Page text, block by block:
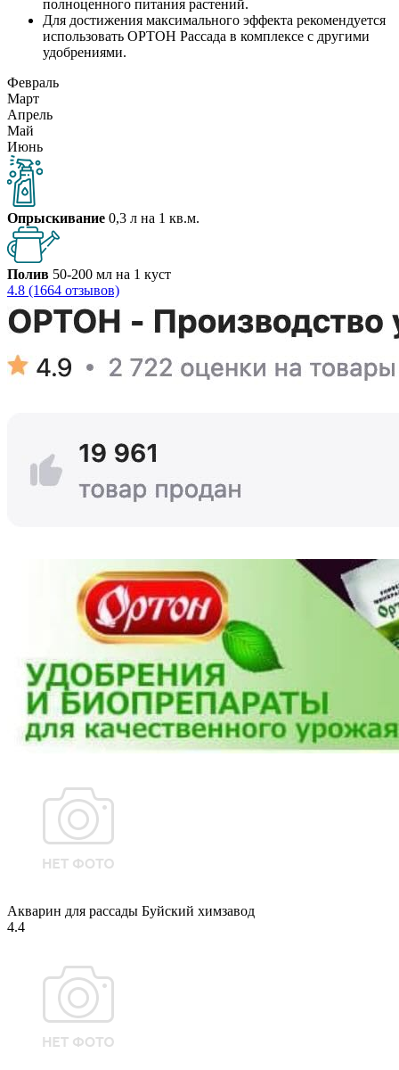
полноценного питания растений.
Для достижения максимального эффекта рекомендуется
использовать ОРТОН Рассада в комплексе с другими
удобрениями.
Февраль
Март
Апрель
Май
Июнь
Опрыскивание 0,3 л на 1 кв.м.
Полив 50-200 мл на 1 куст
4.8 (1664 отзывов)
Акварин для рассады Буйский химзавод
4.4